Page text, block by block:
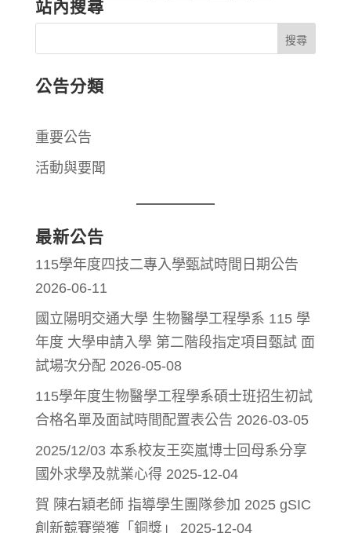
站內搜尋
公告分類
重要公告
活動與要聞
最新公告
115學年度四技二專入學甄試時間日期公告
2026-06-11
國立陽明交通大學 生物醫學工程學系 115 學
年度 大學申請入學 第二階段指定項目甄試 面
試場次分配 2026-05-08
115學年度生物醫學工程學系碩士班招生初試
合格名單及面試時間配置表公告 2026-03-05
2025/12/03 本系校友王奕嵐博士回母系分享
國外求學及就業心得 2025-12-04
賀 陳右穎老師 指導學生團隊參加 2025 gSIC
創新競賽榮獲「銅獎」
2025-12-04